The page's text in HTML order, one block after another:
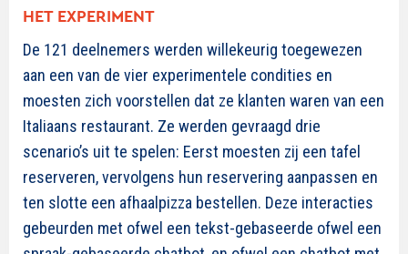
HET EXPERIMENT
De 121 deelnemers werden willekeurig toegewezen
aan een van de vier experimentele condities en
moesten zich voorstellen dat ze klanten waren van een
Italiaans restaurant. Ze werden gevraagd drie
scenario’s uit te spelen: Eerst moesten zij een tafel
reserveren, vervolgens hun reservering aanpassen en
ten slotte een afhaalpizza bestellen. Deze interacties
gebeurden met ofwel een tekst-gebaseerde ofwel een